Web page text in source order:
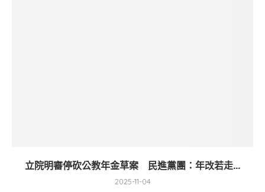
立院明審停砍公教年金草案 民進黨團：年改若走...
2025-11-04